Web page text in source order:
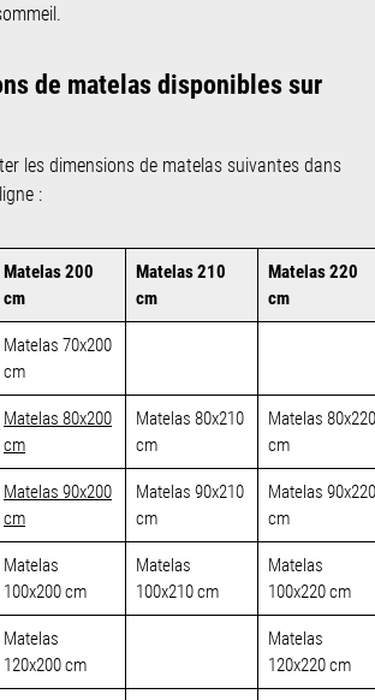
de matelas disponibles sur
les dimensions de matelas suivantes dans
:
Matelas 200
cm
Matelas 210
cm
Matelas 220
cm
Matelas 70x200
cm
Matelas 80x200
cm
Matelas 80x210
cm
Matelas 80x220
cm
Matelas 90x200
cm
Matelas 90x210
cm
Matelas 90x220
cm
Matelas
100x200 cm
Matelas
100x210 cm
Matelas
100x220 cm
Matelas
120x200 cm
Matelas
120x220 cm